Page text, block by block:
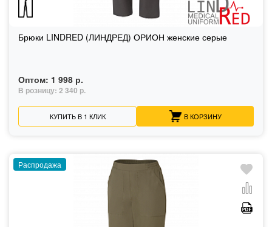
Брюки LINDRED (ЛИНДРЕД) ОРИОН женские серые
Оптом: 1 998 р.
В розницу: 2 340 р.
КУПИТЬ В 1 КЛИК В КОРЗИНУ
Распродажа